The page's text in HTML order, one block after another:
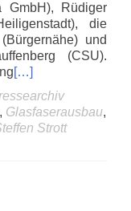
GmbH), Rüdiger
die
und
(CSU).
[…]
, Glasfaserausbau,
Strott